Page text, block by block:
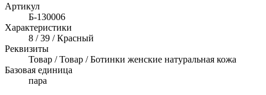
Артикул
Б-130006
Характеристики
8 / 39 / Красный
Реквизиты
Товар / Товар / Ботинки женские натуральная кожа
Базовая единица
пара